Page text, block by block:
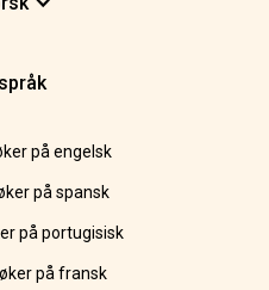
på engelsk
på spansk
på portugisisk
på fransk